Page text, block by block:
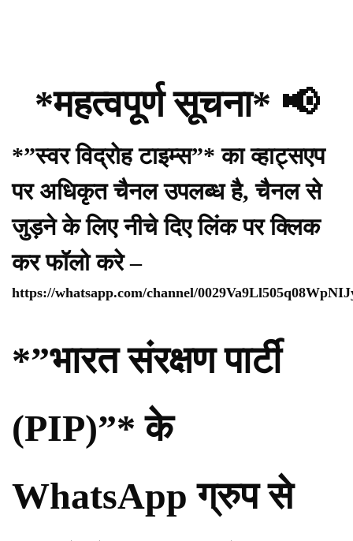
*महत्वपूर्ण सूचना* 📢
*”स्वर विद्रोह टाइम्स”* का व्हाट्सएप
पर अधिकृत चैनल उपलब्ध है, चैनल से
जुड़ने के लिए नीचे दिए लिंक पर क्लिक
कर फॉलो करे –
https://whatsapp.com/channel/
*”भारत संरक्षण पार्टी
(PIP)”* के
WhatsApp ग्रुप से